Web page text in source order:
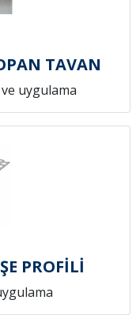
TAVAN
uygulama
PROFİLİ